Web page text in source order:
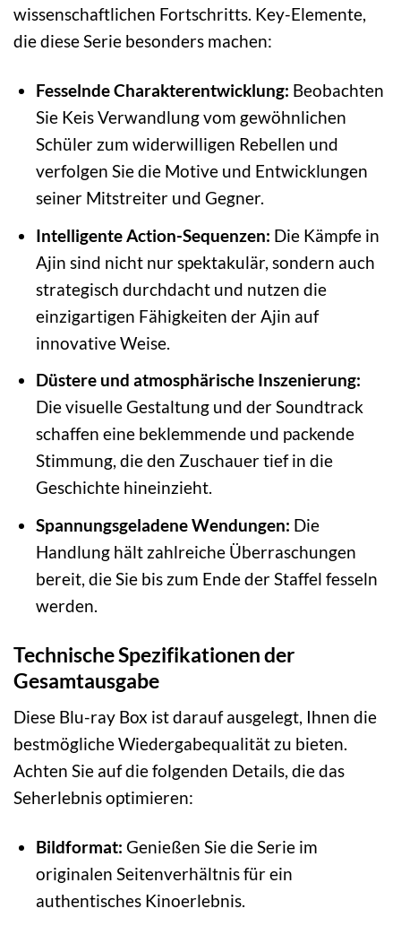
wissenschaftlichen Fortschritts. Key-Elemente,
die diese Serie besonders machen:
Fesselnde Charakterentwicklung: Beobachten
Sie Keis Verwandlung vom gewöhnlichen
Schüler zum widerwilligen Rebellen und
verfolgen Sie die Motive und Entwicklungen
seiner Mitstreiter und Gegner.
Intelligente Action-Sequenzen: Die Kämpfe in
Ajin sind nicht nur spektakulär, sondern auch
strategisch durchdacht und nutzen die
einzigartigen Fähigkeiten der Ajin auf
innovative Weise.
Düstere und atmosphärische Inszenierung:
Die visuelle Gestaltung und der Soundtrack
schaffen eine beklemmende und packende
Stimmung, die den Zuschauer tief in die
Geschichte hineinzieht.
Spannungsgeladene Wendungen: Die
Handlung hält zahlreiche Überraschungen
bereit, die Sie bis zum Ende der Staffel fesseln
werden.
Technische Spezifikationen der
Gesamtausgabe
Diese Blu-ray Box ist darauf ausgelegt, Ihnen die
bestmögliche Wiedergabequalität zu bieten.
Achten Sie auf die folgenden Details, die das
Seherlebnis optimieren:
Bildformat: Genießen Sie die Serie im
originalen Seitenverhältnis für ein
authentisches Kinoerlebnis.